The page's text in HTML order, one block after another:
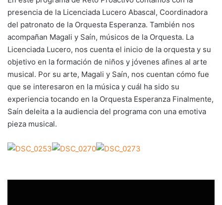
presencia de la Licenciada Lucero Abascal, Coordinadora
del patronato de la Orquesta Esperanza. También nos
acompañan Magali y Saín, músicos de la Orquesta. La
Licenciada Lucero, nos cuenta el inicio de la orquesta y su
objetivo en la formación de niños y jóvenes afines al arte
musical. Por su arte, Magali y Saín, nos cuentan cómo fue
que se interesaron en la música y cuál ha sido su
experiencia tocando en la Orquesta Esperanza Finalmente,
Saín deleita a la audiencia del programa con una emotiva
pieza musical.